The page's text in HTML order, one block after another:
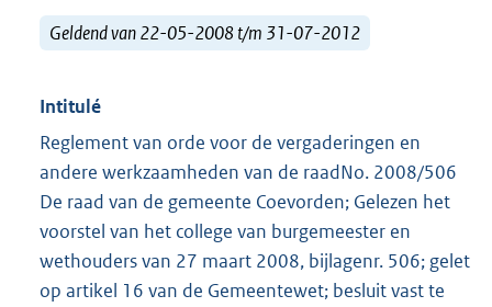
Geldend van 22-05-2008 t/m 31-07-2012
Intitulé
Reglement van orde voor de vergaderingen en
andere werkzaamheden van de raadNo. 2008/506
De raad van de gemeente Coevorden; Gelezen het
voorstel van het college van burgemeester en
wethouders van 27 maart 2008, bijlagenr. 506; gelet
op artikel 16 van de Gemeentewet; besluit vast te